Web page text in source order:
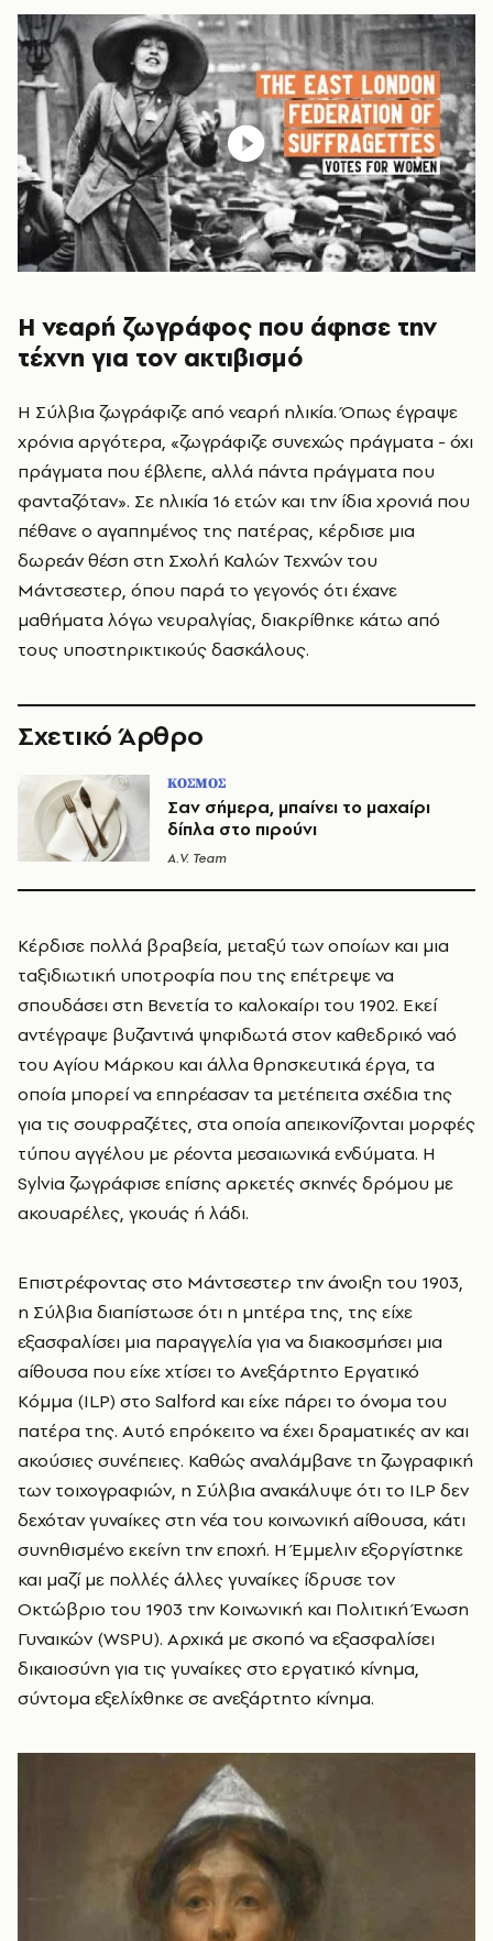
Η νεαρή ζωγράφος που άφησε την
τέχνη για τον ακτιβισμό
Η Σύλβια ζωγράφιζε από νεαρή ηλικία. Όπως έγραψε
χρόνια αργότερα, «ζωγράφιζε συνεχώς πράγματα - όχι
πράγματα που έβλεπε, αλλά πάντα πράγματα που
φανταζόταν». Σε ηλικία 16 ετών και την ίδια χρονιά που
πέθανε ο αγαπημένος της πατέρας, κέρδισε μια
δωρεάν θέση στη Σχολή Καλών Τεχνών του
Μάντσεστερ, όπου παρά το γεγονός ότι έχανε
μαθήματα λόγω νευραλγίας, διακρίθηκε κάτω από
τους υποστηρικτικούς δασκάλους.
Σχετικό Άρθρο
ΚΟΣΜΟΣ
Σαν σήμερα, μπαίνει το μαχαίρι
δίπλα στο πιρούνι
A.V. Team
Κέρδισε πολλά βραβεία, μεταξύ των οποίων και μια
ταξιδιωτική υποτροφία που της επέτρεψε να
σπουδάσει στη Βενετία το καλοκαίρι του 1902. Εκεί
αντέγραψε βυζαντινά ψηφιδωτά στον καθεδρικό ναό
του Αγίου Μάρκου και άλλα θρησκευτικά έργα, τα
οποία μπορεί να επηρέασαν τα μετέπειτα σχέδια της
για τις σουφραζέτες, στα οποία απεικονίζονται μορφές
τύπου αγγέλου με ρέοντα μεσαιωνικά ενδύματα. Η
Sylvia ζωγράφισε επίσης αρκετές σκηνές δρόμου με
ακουαρέλες, γκουάς ή λάδι.
Επιστρέφοντας στο Μάντσεστερ την άνοιξη του 1903,
η Σύλβια διαπίστωσε ότι η μητέρα της, της είχε
εξασφαλίσει μια παραγγελία για να διακοσμήσει μια
αίθουσα που είχε χτίσει το Ανεξάρτητο Εργατικό
Κόμμα (ILP) στο Salford και είχε πάρει το όνομα του
πατέρα της. Αυτό επρόκειτο να έχει δραματικές αν και
ακούσιες συνέπειες. Καθώς αναλάμβανε τη ζωγραφική
των τοιχογραφιών, η Σύλβια ανακάλυψε ότι το ILP δεν
δεχόταν γυναίκες στη νέα του κοινωνική αίθουσα, κάτι
συνηθισμένο εκείνη την εποχή. ΗΈμμελινεξοργίστηκε
και μαζί με πολλές άλλες γυναίκες ίδρυσε τον
Οκτώβριο του 1903 την Κοινωνική και Πολιτική Ένωση
Γυναικών (WSPU). Αρχικά με σκοπό να εξασφαλίσει
δικαιοσύνη για τις γυναίκες στο εργατικό κίνημα,
σύντομα εξελίχθηκε σε ανεξάρτητο κίνημα.